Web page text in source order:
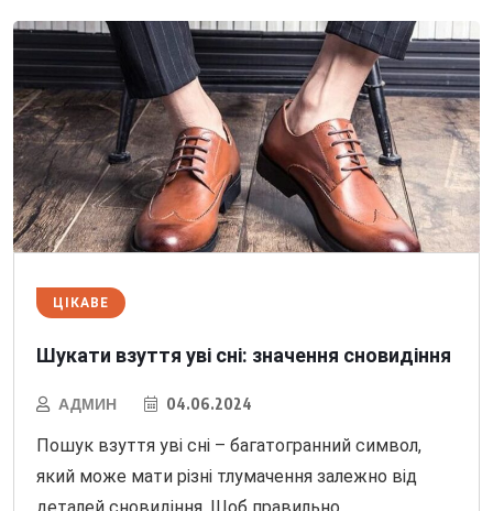
ЦІКАВЕ
Шукати взуття уві сні: значення сновидіння
АДМИН 04.06.2024
Пошук взуття уві сні – багатогранний символ,
який може мати різні тлумачення залежно від